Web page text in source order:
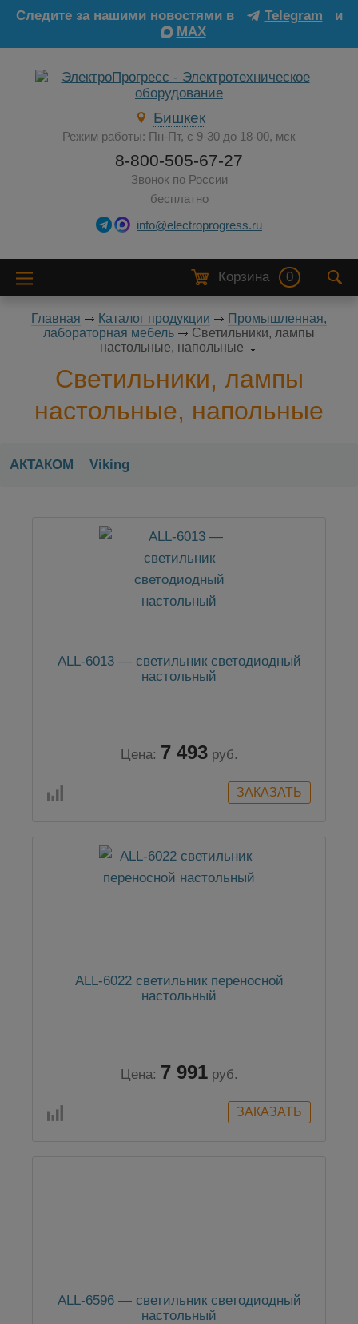
Следите за нашими новостями в Telegram
и
MAX
Бишкек
Режим работы: Пн-Пт, с 9-30 до 18-00, мск
8-800-505-67-27
Звонок по России
бесплатно
info@electroprogress.ru
Корзина 0
Главная Каталог продукции
Промышленная,
лабораторная мебель
Светильники, лампы
настольные, напольные
Светильники, лампы
настольные, напольные
АКТАКОМ Viking
ALL-6013 — светильник светодиодный
настольный
Цена: 7 493 руб.
ALL-6022 светильник переносной
настольный
Цена: 7 991 руб.
ALL-6596 — светильник светодиодный
настольный